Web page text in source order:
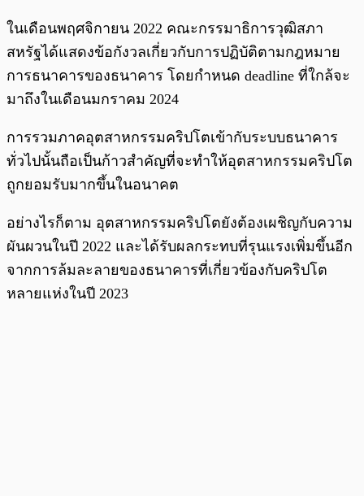
ในเดือนพฤศจิกายน 2022 คณะกรรมาธิการวุฒิสภา
สหรัฐได้แสดงข้อกังวลเกี่ยวกับการปฏิบัติตามกฎหมาย
การธนาคารของธนาคาร โดยกำหนด deadline ที่ใกล้จะ
มาถึงในเดือนมกราคม 2024
การรวมภาคอุตสาหกรรมคริปโตเข้ากับระบบธนาคาร
ทั่วไปนั้นถือเป็นก้าวสำคัญที่จะทำให้อุตสาหกรรมคริปโต
ถูกยอมรับมากขึ้นในอนาคต
อย่างไรก็ตาม อุตสาหกรรมคริปโตยังต้องเผชิญกับความ
ผันผวนในปี 2022 และได้รับผลกระทบที่รุนแรงเพิ่มขึ้นอีก
จากการล้มละลายของธนาคารที่เกี่ยวข้องกับคริปโต
หลายแห่งในปี 2023